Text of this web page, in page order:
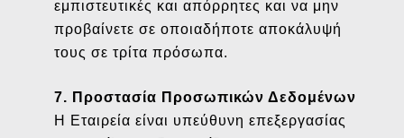
εμπιστευτικές και απόρρητες και να μην
προβαίνετε σε οποιαδήποτε αποκάλυψή
τους σε τρίτα πρόσωπα.
7. Προστασία Προσωπικών Δεδομένων
Η Εταιρεία είναι υπεύθυνη επεξεργασίας